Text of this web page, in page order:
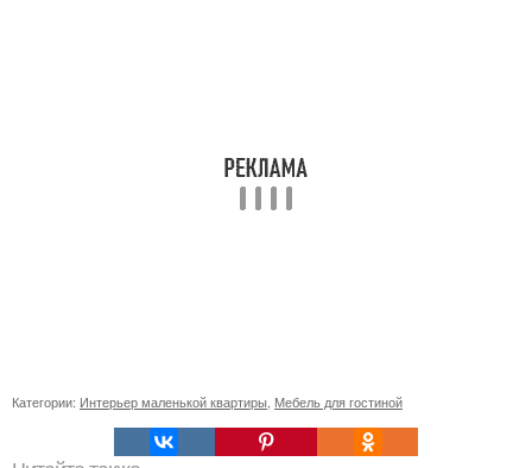
Категории: Интерьер маленькой квартиры Мебель для гостиной